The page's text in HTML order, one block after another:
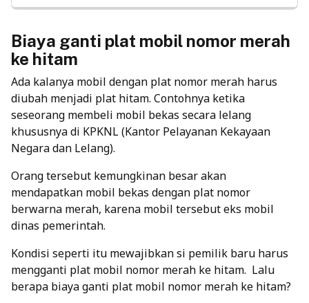
Biaya ganti plat mobil nomor merah
ke hitam
Ada kalanya mobil dengan plat nomor merah harus
diubah menjadi plat hitam. Contohnya ketika
seseorang membeli mobil bekas secara lelang
khususnya di KPKNL (Kantor Pelayanan Kekayaan
Negara dan Lelang).
Orang tersebut kemungkinan besar akan
mendapatkan mobil bekas dengan plat nomor
berwarna merah, karena mobil tersebut eks mobil
dinas pemerintah.
Kondisi seperti itu mewajibkan si pemilik baru harus
mengganti plat mobil nomor merah ke hitam. Lalu
berapa biaya ganti plat mobil nomor merah ke hitam?